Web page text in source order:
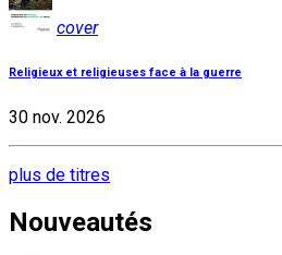
cover
Religieux et religieuses face à la guerre
30 nov. 2026
plus de titres
Nouveautés